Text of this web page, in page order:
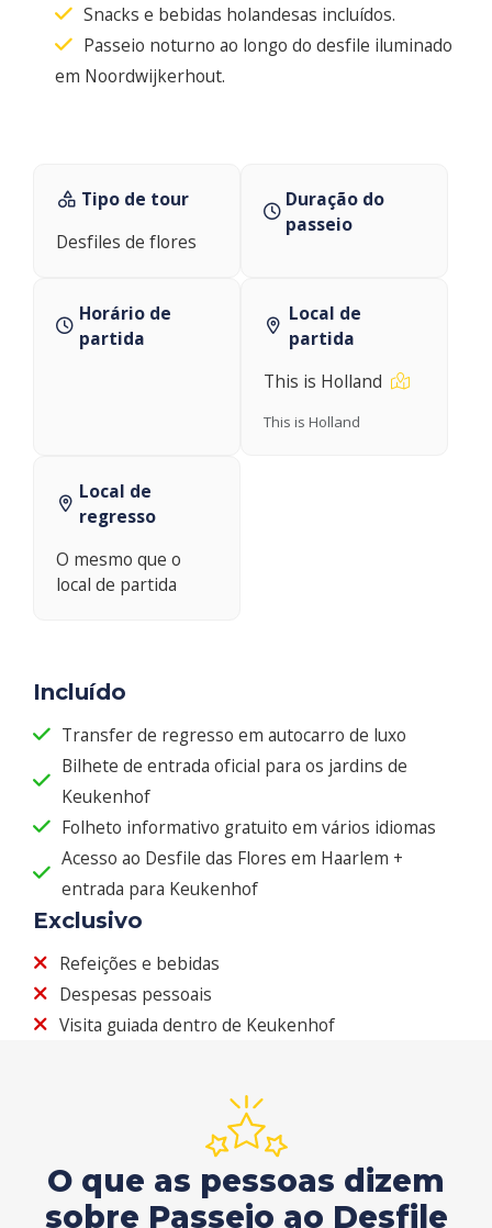
Snacks e bebidas holandesas incluídos.
Passeio noturno ao longo do desfile iluminado
em Noordwijkerhout.
Tipo de tour
Desfiles de flores
Duração do
passeio
Horário de
partida
Local de
partida
This is Holland
This is Holland
Local de
regresso
O mesmo que o
local de partida
Incluído
Transfer de regresso em autocarro de luxo
Bilhete de entrada oficial para os jardins de
Keukenhof
Folheto informativo gratuito em vários idiomas
Acesso ao Desfile das Flores em Haarlem +
entrada para Keukenhof
Exclusivo
Refeições e bebidas
Despesas pessoais
Visita guiada dentro de Keukenhof
O que as pessoas dizem
sobre Passeio ao Desfile